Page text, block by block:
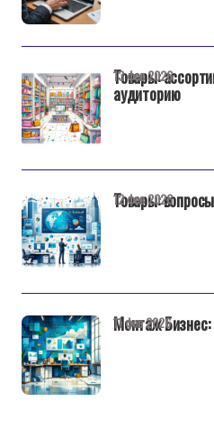
Товары:
аудиторию
13 фев 2026
Товары:
12 фев 2026
Монтаж Бизнес:
11 фев 2026